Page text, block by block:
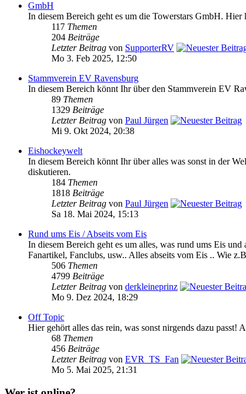
GmbH
In diesem Bereich geht es um die Towerstars GmbH. Hier
117 Themen
204 Beiträge
Letzter Beitrag von SupporterRV
Mo 3. Feb 2025, 12:50
Stammverein EV Ravensburg
In diesem Bereich könnt Ihr über den Stammverein EV
89 Themen
1329 Beiträge
Letzter Beitrag von Paul Jürgen
Mi 9. Okt 2024, 20:38
Eishockeywelt
In diesem Bereich könnt Ihr über alles was sonst in der
diskutieren.
184 Themen
1818 Beiträge
Letzter Beitrag von Paul Jürgen
Sa 18. Mai 2024, 15:13
Rund ums Eis / Abseits vom Eis
In diesem Bereich geht es um alles, was rund ums Eis
Fanartikel, Fanclubs, usw.. Alles abseits vom Eis .. Wie
506 Themen
4799 Beiträge
Letzter Beitrag von derkleineprinz
Mo 9. Dez 2024, 18:29
Off Topic
Hier gehört alles das rein, was sonst nirgends dazu
68 Themen
456 Beiträge
Letzter Beitrag von EVR_TS_Fan
Mo 5. Mai 2025, 21:31